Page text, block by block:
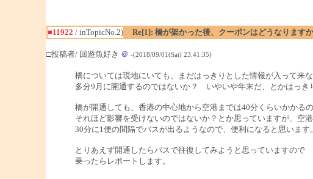
■11922 / inTopicNo.2)
Re[1]: 橋が架かった後、クーポンはどうなります
□投稿者/ 回遊魚好き ＠ -(2018/09/01(Sat) 23:41:35)
橋については現地にいても、まだはっきりとした情報が入って来な
多分9月に開通するのではないか？ いやいや年末だ、とかはっき
橋が開通しても、香港の中心地から空港までは40分くらいかかる
それほど影響を受けないのではないか？とか思っていますが、空
30分に1便の間隔でバスが出るようなので、便利になると思います。
とりあえず開通したらバスで往復してみようと思っていますので
乗ったらレポートします。